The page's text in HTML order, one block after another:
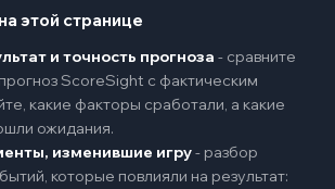
этой странице
и точность прогноза - сравните
ScoreSight с фактическим
какие факторы сработали, а какие
ожидания.
изменившие игру- разбор
которые повлияли на результат: